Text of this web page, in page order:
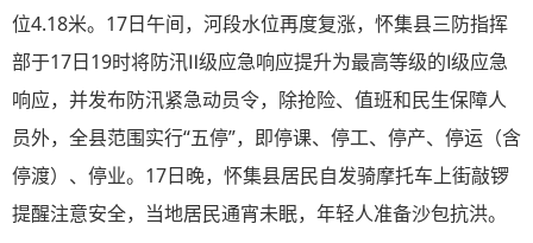
位4.18米。17日午间，河段水位再度复涨，怀集县三防指挥
部于17日19时将防汛Ⅱ级应急响应提升为最高等级的Ⅰ级应急
响应，并发布防汛紧急动员令，除抢险、值班和民生保障人
员外，全县范围实行“五停”，即停课、停工、停产、停运（含
停渡）、停业。17日晚，怀集县居民自发骑摩托车上街敲锣
提醒注意安全，当地居民通宵未眠，年轻人准备沙包抗洪。